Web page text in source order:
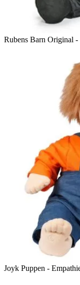
Rubens Barn Original
Joyk Puppen -